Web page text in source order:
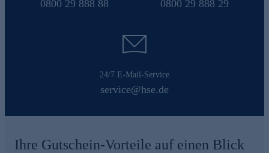
0800 29 888 88 0800 29 888 29
24/7 E-Mail-Service
service@hse.de
Ihre Gutschein-Vorteile auf einen Blick